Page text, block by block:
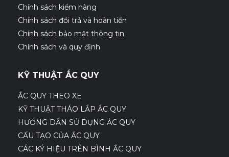
Chính sách kiểm hàng
Chính sách đổi trả và hoàn tiền
Chính sách bảo mật thông tin
Chính sách và quy định
KỸ THUẬT ẮC QUY
ẮC QUY THEO XE
KỸ THUẬT THÁO LẮP ẮC QUY
HƯỚNG DẪN SỬ DỤNG ẮC QUY
CẤU TẠO CỦA ẮC QUY
CÁC KÝ HIỆU TRÊN BÌNH ẮC QUY